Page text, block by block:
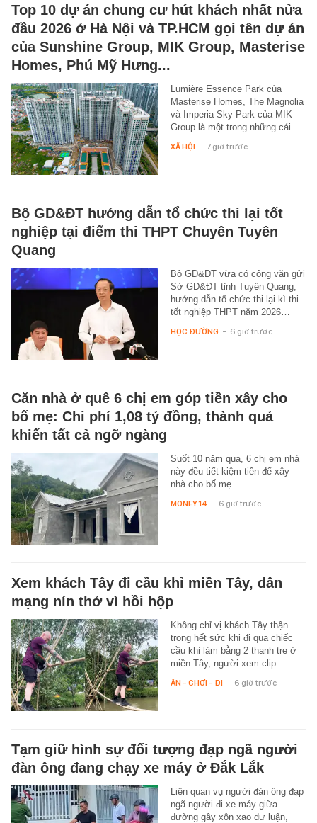
Top 10 dự án chung cư hút khách nhất nửa
đầu 2026 ở Hà Nội và TP.HCM gọi tên dự án
của Sunshine Group, MIK Group, Masterise
Homes, Phú Mỹ Hưng...
Lumière Essence Park của
Masterise Homes, The Magnolia
và Imperia Sky Park của MIK
Group là một trong những cái…
XÃ HỘI - 7 giờ trước
Bộ GD&ĐT hướng dẫn tổ chức thi lại tốt
nghiệp tại điểm thi THPT Chuyên Tuyên
Quang
Bộ GD&ĐT vừa có công văn gửi
Sở GD&ĐT tỉnh Tuyên Quang,
hướng dẫn tổ chức thi lại kì thi
tốt nghiệp THPT năm 2026…
HỌC ĐƯỜNG - 6 giờ trước
Căn nhà ở quê 6 chị em góp tiền xây cho
bố mẹ: Chi phí 1,08 tỷ đồng, thành quả
khiến tất cả ngỡ ngàng
Suốt 10 năm qua, 6 chị em nhà
này đều tiết kiệm tiền để xây
nhà cho bố mẹ.
MONEY.14 - 6 giờ trước
Xem khách Tây đi cầu khỉ miền Tây, dân
mạng nín thở vì hồi hộp
Không chỉ vị khách Tây thận
trọng hết sức khi đi qua chiếc
cầu khỉ làm bằng 2 thanh tre ở
miền Tây, người xem clip…
ĂN - CHƠI - ĐI - 6 giờ trước
Tạm giữ hình sự đối tượng đạp ngã người
đàn ông đang chạy xe máy ở Đắk Lắk
Liên quan vụ người đàn ông đạp
ngã người đi xe máy giữa
đường gây xôn xao dư luận,